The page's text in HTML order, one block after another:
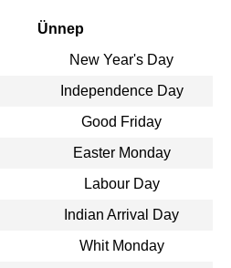
Ünnep
New Year's Day
Independence Day
Good Friday
Easter Monday
Labour Day
Indian Arrival Day
Whit Monday